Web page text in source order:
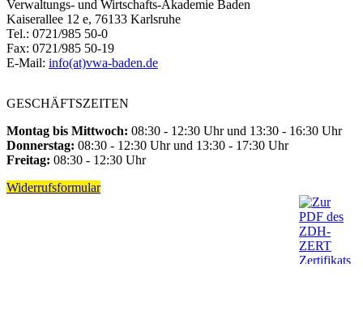
Verwaltungs- und Wirtschafts-Akademie Baden
Kaiserallee 12 e, 76133 Karlsruhe
Tel.: 0721/985 50-0
Fax: 0721/985 50-19
E-Mail: info(at)vwa-baden.de
GESCHÄFTSZEITEN
Montag bis Mittwoch: 08:30 - 12:30 Uhr und 13:30 - 16:30 Uhr
Donnerstag: 08:30 - 12:30 Uhr und 13:30 - 17:30 Uhr
Freitag: 08:30 - 12:30 Uhr
Widerrufsformular